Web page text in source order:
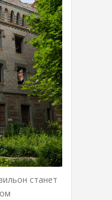
станет